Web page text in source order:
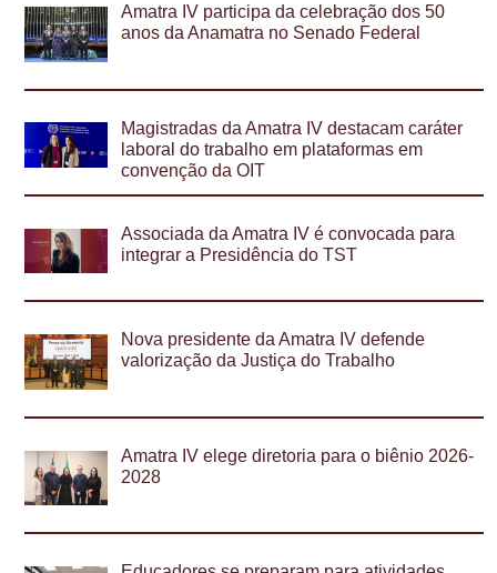
Amatra IV participa da celebração dos 50
anos da Anamatra no Senado Federal
Magistradas da Amatra IV destacam caráter
laboral do trabalho em plataformas em
convenção da OIT
Associada da Amatra IV é convocada para
integrar a Presidência do TST
Nova presidente da Amatra IV defende
valorização da Justiça do Trabalho
Amatra IV elege diretoria para o biênio 2026-
2028